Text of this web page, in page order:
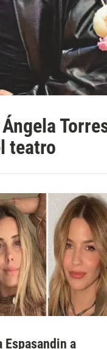
teatro
Espasandin a